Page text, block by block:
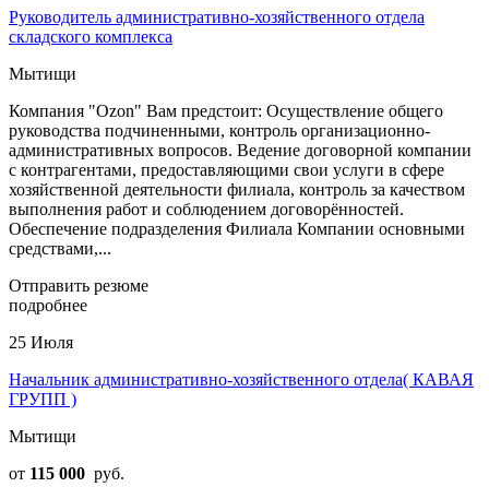
Руководитель административно-хозяйственного отдела
складского комплекса
Мытищи
Компания "Ozon" Вам предстоит: Осуществление общего
руководства подчиненными, контроль организационно-
административных вопросов. Ведение договорной компании
с контрагентами, предоставляющими свои услуги в сфере
хозяйственной деятельности филиала, контроль за качеством
выполнения работ и соблюдением договорённостей.
Обеспечение подразделения Филиала Компании основными
средствами,...
Отправить резюме
подробнее
25 Июля
Начальник административно-хозяйственного отдела( КАВАЯ
ГРУПП )
Мытищи
от 115 000 руб.